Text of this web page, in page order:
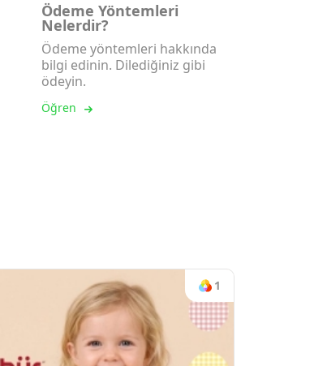
Ödeme Yöntemleri
Nelerdir?
Ödeme yöntemleri hakkında
bilgi edinin. Dilediğiniz gibi
ödeyin.
Öğren
1